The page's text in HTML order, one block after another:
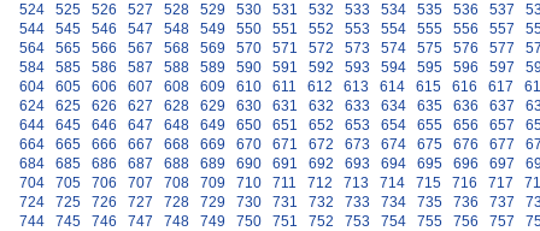
524
525 526 527 528 529 530 531 532 533 534 535 536 537
544
545 546 547 548 549 550 551 552 553 554 555 556 557
564
565 566 567 568 569 570 571 572 573 574 575 576 577
584
585 586 587 588 589 590 591 592 593 594 595 596 597
604
605 606 607 608 609 610 611 612 613 614 615 616 617
624
625 626 627 628 629 630 631 632 633 634 635 636 637
644
645 646 647 648 649 650 651 652 653 654 655 656 657
664
665 666 667 668 669 670 671 672 673 674 675 676 677
684
685 686 687 688 689 690 691 692 693 694 695 696 697
704
705 706 707 708 709 710 711 712 713 714 715 716 717
724
725 726 727 728 729 730 731 732 733 734 735 736 737
744
745 746 747 748 749 750 751 752 753 754 755 756 757